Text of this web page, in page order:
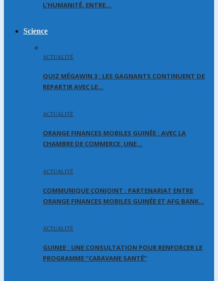
L’HUMANITÉ, ENTRE…
Science
ACTUALITÉ
QUIZ MÉGAWIN 3 : LES GAGNANTS CONTINUENT DE
REPARTIR AVEC LE…
ACTUALITÉ
ORANGE FINANCES MOBILES GUINÉE : AVEC LA
CHAMBRE DE COMMERCE, UNE…
ACTUALITÉ
COMMUNIQUE CONJOINT : PARTENARIAT ENTRE
ORANGE FINANCES MOBILES GUINÉE ET AFG BANK…
ACTUALITÉ
GUINEE : UNE CONSULTATION POUR RENFORCER LE
PROGRAMME “CARAVANE SANTÉ”